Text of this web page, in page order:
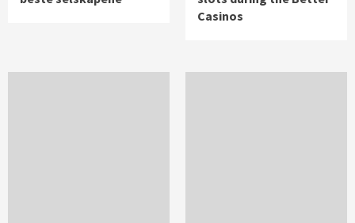
Casinos